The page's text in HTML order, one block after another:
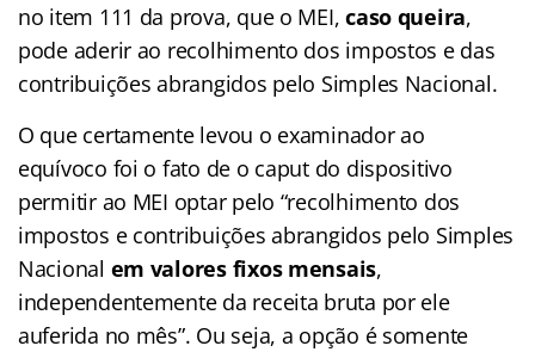
no item 111 da prova, que o MEI,caso queira,
pode aderir ao recolhimento dos impostos e das
contribuições abrangidos pelo Simples Nacional.
O que certamente levou o examinador ao
equívoco foi o fato de o caput do dispositivo
permitir ao MEI optar pelo “recolhimento dos
impostos e contribuições abrangidos pelo Simples
Nacional em valores fixos mensais,
independentemente da receita bruta por ele
auferida no mês”. Ou seja, a opção é somente